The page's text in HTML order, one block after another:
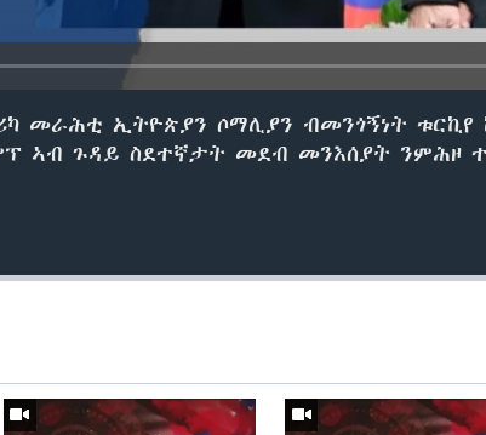
መራሕቲ ኢትዮጵያን ሶማሊያን ብመንጎኝነት
ኣብ ጉዳይ ስደተኛታት መደብ መንእሰያት ንምሕዞ